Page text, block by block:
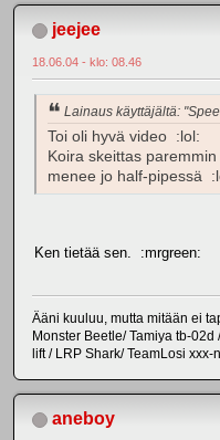
jeejee
18.06.04 - klo: 08.46
Lainaus käyttäjältä:
Toi oli hyvä video :lol:
Koira skeittas
menee jo half-pipessä
Ken tietää sen. :mrgreen:
Ääni kuuluu, mutta mitään ei
Monster Beetle/ Tamiya tb-
lift / LRP Shark/ TeamLosi xxx-
aneboy